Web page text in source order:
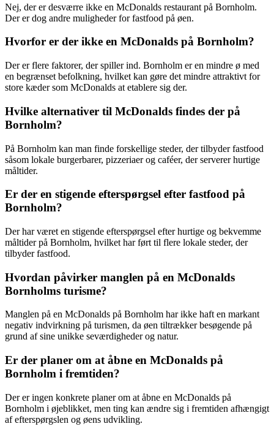
Nej, der er desværre ikke en McDonalds restaurant på Bornholm.
Der er dog andre muligheder for fastfood på øen.
Hvorfor er der ikke en McDonalds på Bornholm?
Der er flere faktorer, der spiller ind. Bornholm er en mindre ø med
en begrænset befolkning, hvilket kan gøre det mindre attraktivt for
store kæder som McDonalds at etablere sig der.
Hvilke alternativer til McDonalds findes der på
Bornholm?
På Bornholm kan man finde forskellige steder, der tilbyder fastfood
såsom lokale burgerbarer, pizzeriaer og caféer, der serverer hurtige
måltider.
Er der en stigende efterspørgsel efter fastfood på
Bornholm?
Der har været en stigende efterspørgsel efter hurtige og bekvemme
måltider på Bornholm, hvilket har ført til flere lokale steder, der
tilbyder fastfood.
Hvordan påvirker manglen på en McDonalds
Bornholms turisme?
Manglen på en McDonalds på Bornholm har ikke haft en markant
negativ indvirkning på turismen, da øen tiltrækker besøgende på
grund af sine unikke seværdigheder og natur.
Er der planer om at åbne en McDonalds på
Bornholm i fremtiden?
Der er ingen konkrete planer om at åbne en McDonalds på
Bornholm i øjeblikket, men ting kan ændre sig i fremtiden afhængigt
af efterspørgslen og øens udvikling.